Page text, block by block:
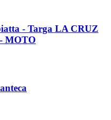
- Targa LA CRUZ
MOTO